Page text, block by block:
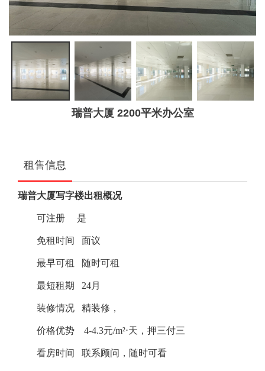
​瑞普大厦 2200平米办公室
租售信息
瑞普大厦写字楼出租概况
可注册 是
免租时间 面议
最早可租 随时可租
最短租期 24月
装修情况 精装修，
价格优势 4-4.3元/m²⋅天，押三付三
看房时间 联系顾问，随时可看